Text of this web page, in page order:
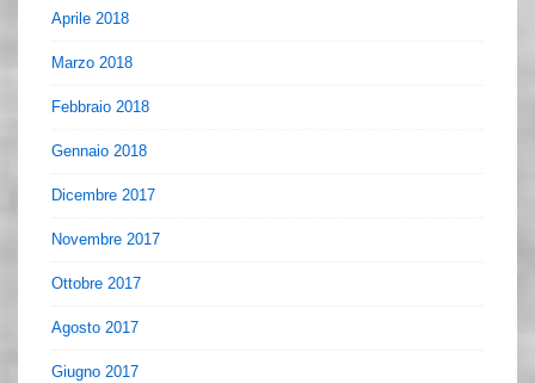
Aprile 2018
Marzo 2018
Febbraio 2018
Gennaio 2018
Dicembre 2017
Novembre 2017
Ottobre 2017
Agosto 2017
Giugno 2017